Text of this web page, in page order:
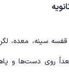
سینه، معده،
روی دست‌ها و